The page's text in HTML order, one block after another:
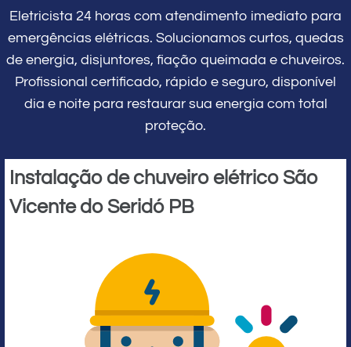
Eletricista 24 horas com atendimento imediato para
emergências elétricas. Solucionamos curtos, quedas
de energia, disjuntores, fiação queimada e chuveiros.
Profissional certificado, rápido e seguro, disponível
dia e noite para restaurar sua energia com total
proteção.
Instalação de chuveiro elétrico São
Vicente do Seridó PB